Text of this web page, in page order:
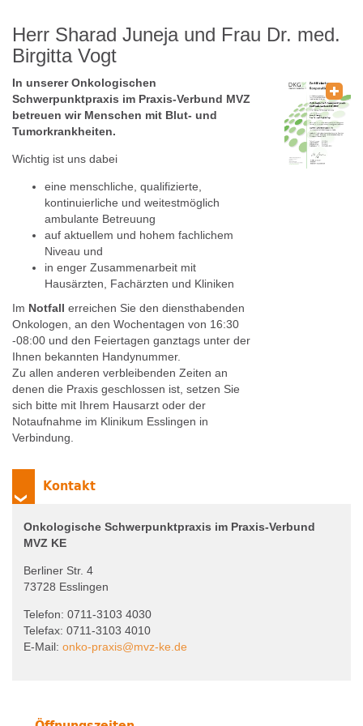
Herr Sharad Juneja und Frau Dr. med.
Birgitta Vogt
In unserer Onkologischen
Schwerpunktpraxis im Praxis-Verbund MVZ
betreuen wir Menschen mit Blut- und
Tumorkrankheiten.
Wichtig ist uns dabei
eine menschliche, qualifizierte,
kontinuierliche und weitestmöglich
ambulante Betreuung
auf aktuellem und hohem fachlichem
Niveau und
in enger Zusammenarbeit mit
Hausärzten, Fachärzten und Kliniken
Im Notfall erreichen Sie den diensthabenden
Onkologen, an den Wochentagen von 16:30
-08:00 und den Feiertagen ganztags unter der
Ihnen bekannten Handynummer.
Zu allen anderen verbleibenden Zeiten an
denen die Praxis geschlossen ist, setzen Sie
sich bitte mit Ihrem Hausarzt oder der
Notaufnahme im Klinikum Esslingen in
Verbindung.
Kontakt
Onkologische Schwerpunktpraxis im Praxis-Verbund
MVZ KE
Berliner Str. 4
73728 Esslingen
Telefon: 0711-3103 4030
Telefax: 0711-3103 4010
E-Mail: onko-praxis@mvz-ke.de